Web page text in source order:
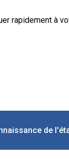
rapidement à
de